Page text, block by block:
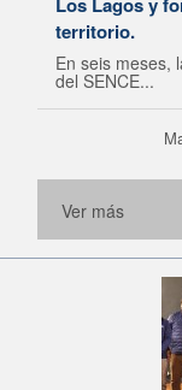
territorio.
En seis meses,
del SENCE...
Ver más